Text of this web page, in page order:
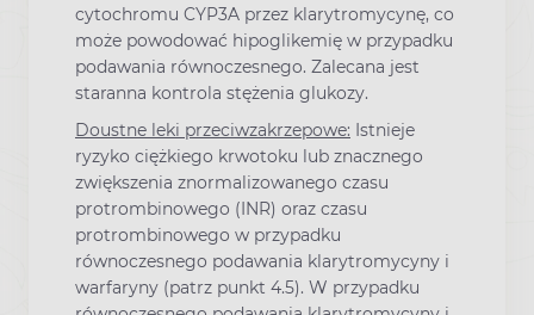
cytochromu CYP3A przez klarytromycynę, co
może powodować hipoglikemię w przypadku
podawania równoczesnego. Zalecana jest
staranna kontrola stężenia glukozy.
Doustne leki przeciwzakrzepowe: Istnieje
ryzyko ciężkiego krwotoku lub znacznego
zwiększenia znormalizowanego czasu
protrombinowego (INR) oraz czasu
protrombinowego w przypadku
równoczesnego podawania klarytromycyny i
warfaryny (patrz punkt 4.5). W przypadku